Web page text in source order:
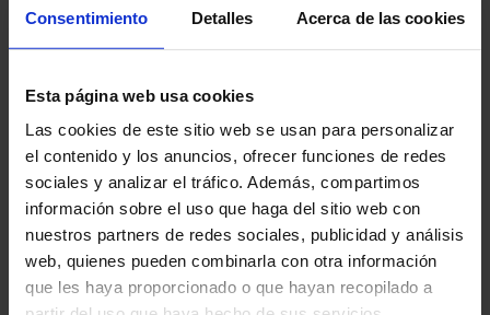
Consentimiento Detalles Acerca de las cookies
Esta página web usa cookies
Las cookies de este sitio web se usan para personalizar
el contenido y los anuncios, ofrecer funciones de redes
sociales y analizar el tráfico. Además, compartimos
información sobre el uso que haga del sitio web con
nuestros partners de redes sociales, publicidad y análisis
web, quienes pueden combinarla con otra información
que les haya proporcionado o que hayan recopilado a
Un neurocirujano puede tratar diversas patologías, como:
Tumores cerebrales y de médula espinal
Hernias de disco y enfermedades degenerativas de la
columna
Aneurismas cerebrales